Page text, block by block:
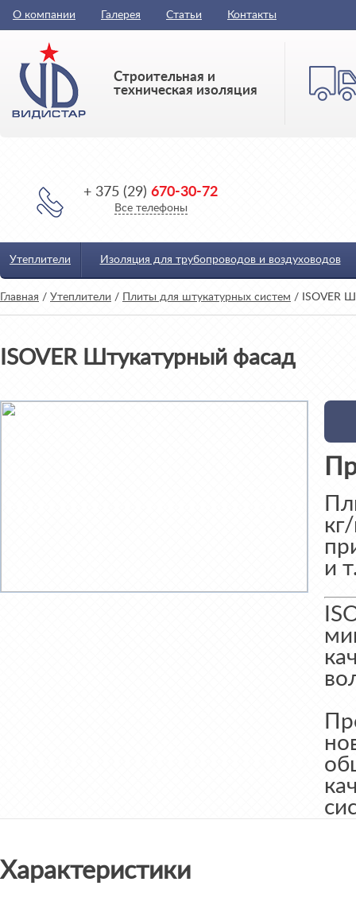
О компании Галерея Статьи Контакты
Строительная и
техническая изоляция
+ 375 (29) 670-30-72
Все телефоны
Утеплители Изоляция для трубопроводов и воздуховодов
Главная / Утеплители / Плиты для штукатурных систем / ISOVER
ISOVER Штукатурный фасад
и
Характеристики